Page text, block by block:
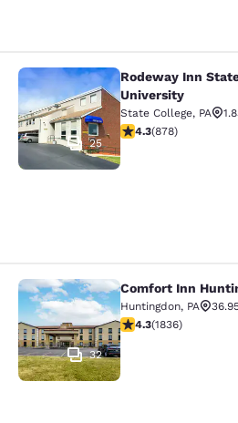
Rodeway Inn State
25
Rodeway Inn
University
State College, PA
calificación de 4.3
4.3(878)
Comfort Inn
32
Comfort Inn
Huntingdon, PA
calificación de 4.27
4.3(1836)